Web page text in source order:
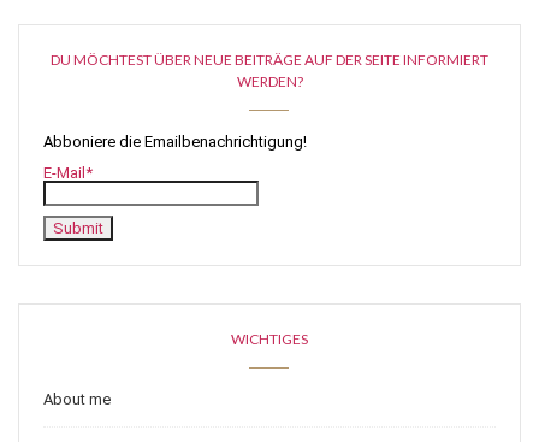
DU MÖCHTEST ÜBER NEUE BEITRÄGE AUF DER SEITE INFORMIERT
WERDEN?
Abboniere die Emailbenachrichtigung!
E-Mail*
WICHTIGES
About me